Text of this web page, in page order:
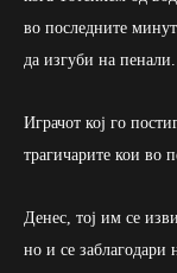
во последните
да изгуби на пенали.
Играчот кој го
трагичарите кои во
Денес, тој им се
но и се заблагодари